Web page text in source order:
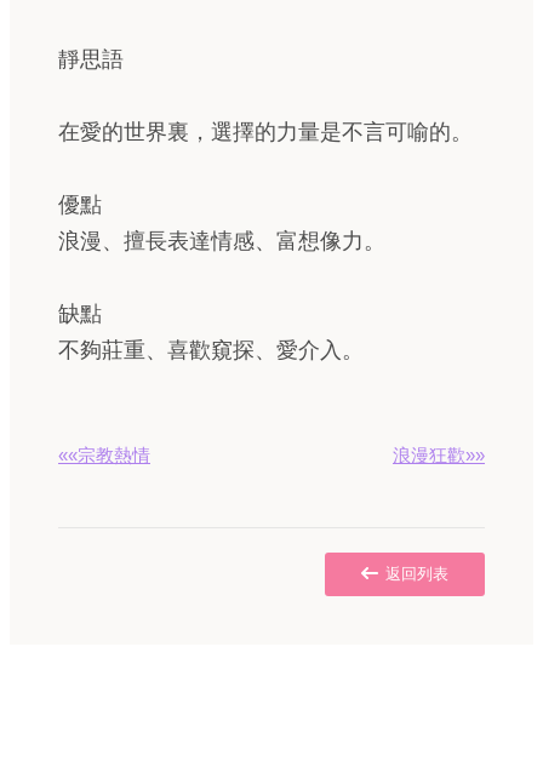
靜思語
在愛的世界裏，選擇的力量是不言可喻的。
優點
浪漫、擅長表達情感、富想像力。
缺點
不夠莊重、喜歡窺探、愛介入。
««宗教熱情 浪漫狂歡»»
返回列表